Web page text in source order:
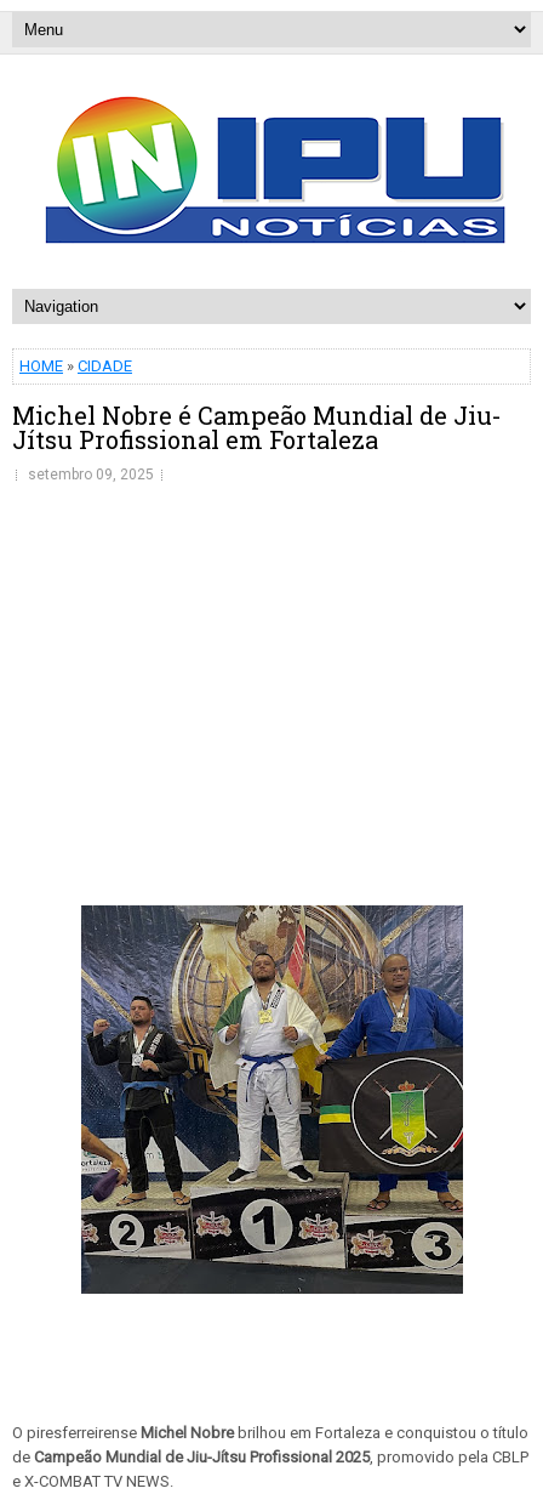
HOME » CIDADE
Michel Nobre é Campeão Mundial de Jiu-
Jítsu Profissional em Fortaleza
setembro 09, 2025
O piresferreirense Michel Nobrebrilhou em Fortaleza e conquistou o título
de Campeão Mundial de Jiu-Jítsu Profissional 2025, promovido pela CBLP
e X-COMBAT TV NEWS.